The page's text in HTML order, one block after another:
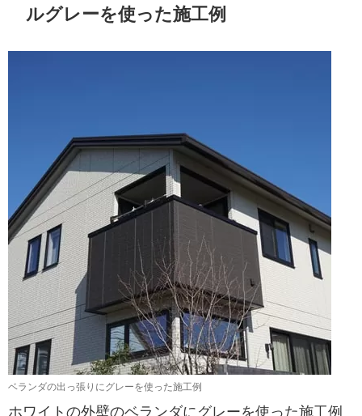
ルグレーを使った施工例
ベランダの出っ張りにグレーを使った施工例
ホワイトの外壁のベランダにグレーを使った施工例